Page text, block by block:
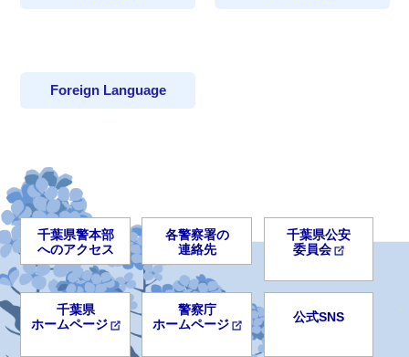
Foreign Language
千葉県警本部
へのアクセス
各警察署の
連絡先
千葉県公安
委員会
千葉県
ホームページ
警察庁
ホームページ
公式SNS